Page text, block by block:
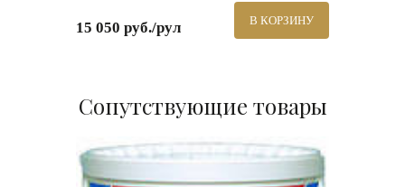
15 050 руб./рул В КОРЗИНУ
Сопутствующие товары